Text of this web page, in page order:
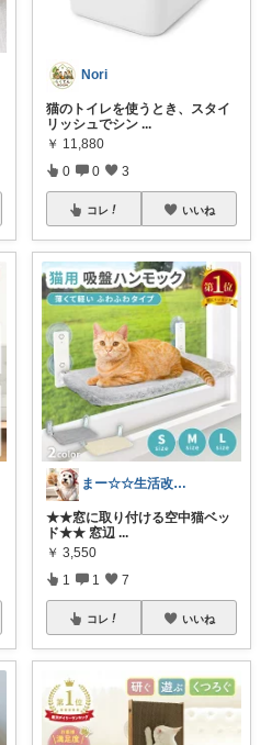
Nori
猫のトイレを使うとき、スタイ
リッシュでシン ...
￥ 11,880
0 0 3
コレ いいね
まー☆☆生活改善お探し人
★★窓に取り付ける空中猫ベッ
ド★★ 窓辺 ...
￥ 3,550
1 1 7
コレ いいね